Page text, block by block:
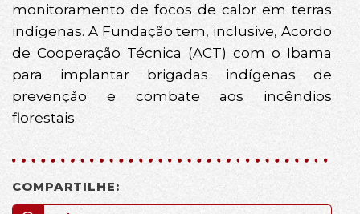
monitoramento de focos de calor em terras
indígenas. A Fundação tem, inclusive, Acordo
de Cooperação Técnica (ACT) com o Ibama
para implantar brigadas indígenas de
prevenção e combate aos incêndios
florestais.‌
COMPARTILHE: